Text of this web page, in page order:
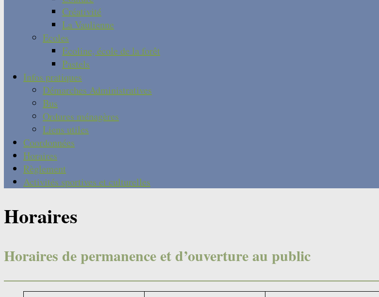
Créativité
La Vaulienne
Ecoles
Ecoline, école de la forêt
Pastels
Infos pratiques
Démarches Administratives
Bus
Ordures ménagères
Liens utiles
Coordonnées
Horaires
Règlement
Activités sportives et culturelles
Horaires
Horaires de permanence et d’ouverture au public